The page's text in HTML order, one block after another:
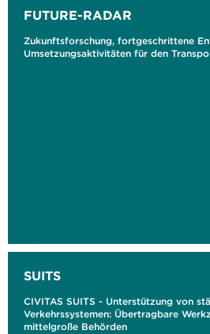
FUTURE-RADAR
Zukunftsforschung, fortgeschrittene
Umsetzungsaktivitäten für den
SUITS
CIVITAS SUITS - Unterstützung von
Verkehrssystemen: Übertragbare
mittelgroße Behörden